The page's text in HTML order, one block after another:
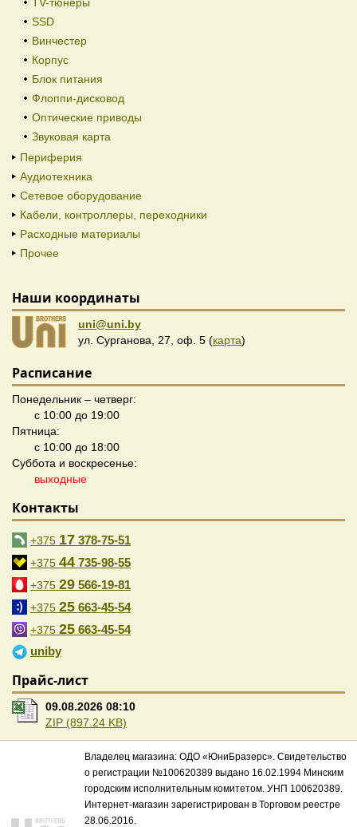
TV-тюнеры
SSD
Винчестер
Корпус
Блок питания
Флоппи-дисковод
Оптические приводы
Звуковая карта
Периферия
Аудиотехника
Сетевое оборудование
Кабели, контроллеры, переходники
Расходные материалы
Прочее
Наши координаты
uni@uni.by
ул. Сурганова, 27, оф. 5 (карта)
Расписание
Понедельник – четверг:
с 10:00 до 19:00
Пятница:
с 10:00 до 18:00
Суббота и воскресенье:
выходные
Контакты
+375 17 378-75-51
+375 44 735-98-55
+375 29 566-19-81
+375 25 663-45-54
+375 25 663-45-54
uniby
Прайс-лист
09.08.2026 08:10
ZIP (897.24 KB)
Владелец магазина: ОДО «ЮниБразерс». Свидетельство
о регистрации №100620389 выдано 16.02.1994 Минским
городским исполнительным комитетом. УНП 100620389.
Интернет-магазин зарегистрирован в Торговом реестре
28.06.2016.